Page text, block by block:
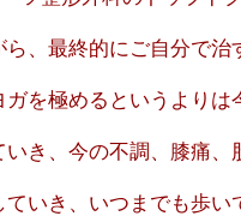
、最終的にご自分で治
を極めるというよりは
き、今の不調、膝痛、
いき、いつまでも歩